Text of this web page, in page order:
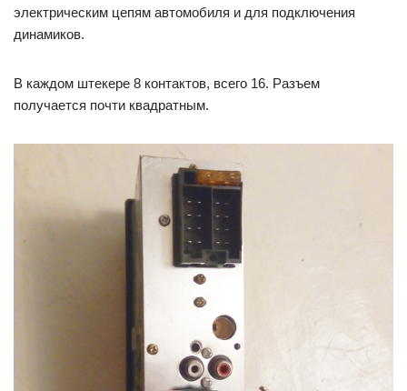
электрическим цепям автомобиля и для подключения
динамиков.
В каждом штекере 8 контактов, всего 16. Разъем
получается почти квадратным.